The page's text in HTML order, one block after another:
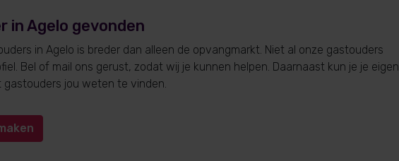
in Agelo gevonden
in Agelo is breder dan alleen de opvangmarkt. Niet al onze gastouders
Bel of mail ons gerust, zodat wij je kunnen helpen. Daarnaast kun je je eigen
jou weten te vinden.